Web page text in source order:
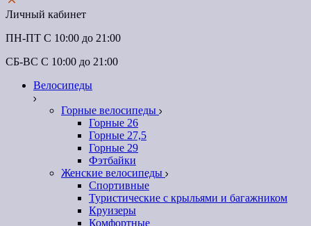
Личный кабинет
ПН-ПТ C 10:00 до 21:00
СБ-ВС С 10:00 до 21:00
Велосипеды
Горные велосипеды
Горные 26
Горные 27,5
Горные 29
Фэтбайки
Женские велосипеды
Спортивные
Туристические с крыльями и багажником
Круизеры
Комфортные